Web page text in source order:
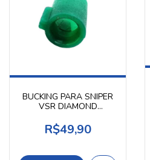
BUCKING PARA SNIPER
VSR DIAMOND
R$49,90